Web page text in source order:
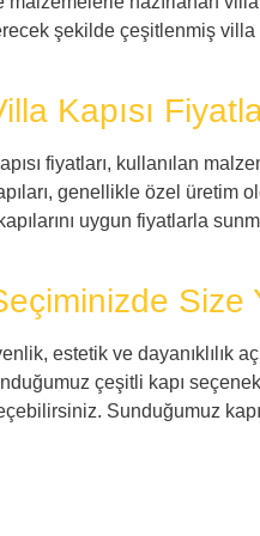
şekilde çeşitlenmiş
Kapısı
fiyatları, kullanılan
genellikle özel üretim
uygun fiyatlarla
Size
estetik ve dayanıklılık
çeşitli kapı
Sunduğumuz